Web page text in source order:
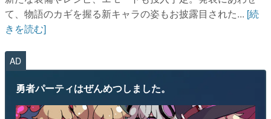
て、物語のカギを握る新キャラの姿もお披露目された... [続
きを読む]
AD
勇者パーティはぜんめつしました。